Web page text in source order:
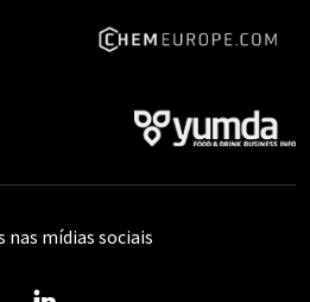
nas mídias sociais